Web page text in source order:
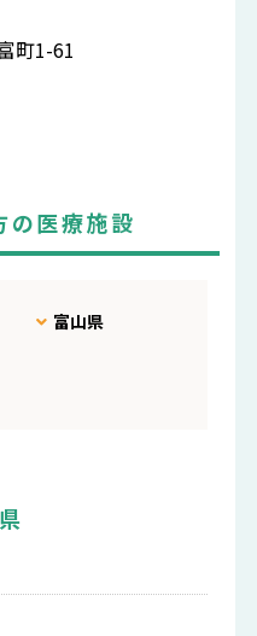
町1-61
の医療施設
富山県